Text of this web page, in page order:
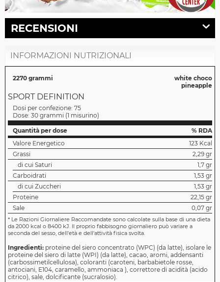
RECENSIONI
INFORMAZIONI NUTRIZIONALI
2270 grammi
white choco
pineapple
SPORT DEFINITION
Dosi per confezione: 75
Dose: 30 grammi (1 misurino)
Quantità per dose
% RDA
Valore Energetico
123 Kcal
Grassi
2,29 gr
di cui Saturi
1,7 gr
Carboidrati
1,53 gr
di cui Zuccheri
1,53 gr
Proteine
22,15 gr
Sale
0,07 gr
* Le Razioni Giornaliere Raccomandate sono calcolate sulla base di una dieta
da 2000 kcal o 8400 kJ. Il proprio fabbisogno giornaliero può variare a
seconda del sesso, dell'età e dell'attività fisica svolta.
Ingredienti: proteine del siero concentrato (WPC) (da latte), isolare le
proteine del siero di latte (WPI) (da latte), cacao, aromi, addensanti
(carbossimetilcellulosa), coloranti (caroteni, barbabietole rosse,
antociani, E104, caramello, ammoniaca ), correttore di acidità (acido
citrico), sale, dolcificante (sucralosio).